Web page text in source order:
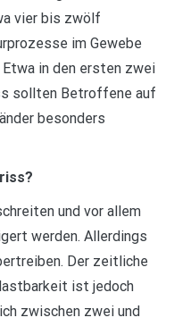
vier bis zwölf
im Gewebe
Etwa in den ersten zwei
sollten Betroffene auf
besonders
und vor allem
werden. Allerdings
Der zeitliche
ist jedoch
zwischen zwei und